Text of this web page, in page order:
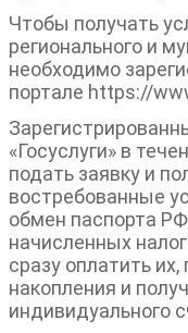
Чтобы получать
регионального и
необходимо
портале https://
«Госуслуги» в
подать заявку и
востребованные
обмен паспорта
начисленных
сразу оплатить
накопления и
индивидуального